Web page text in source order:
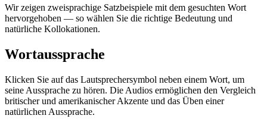
Wir zeigen zweisprachige Satzbeispiele mit dem gesuchten Wort
hervorgehoben — so wählen Sie die richtige Bedeutung und
natürliche Kollokationen.
Wortaussprache
Klicken Sie auf das Lautsprechersymbol neben einem Wort, um
seine Aussprache zu hören. Die Audios ermöglichen den Vergleich
britischer und amerikanischer Akzente und das Üben einer
natürlichen Aussprache.